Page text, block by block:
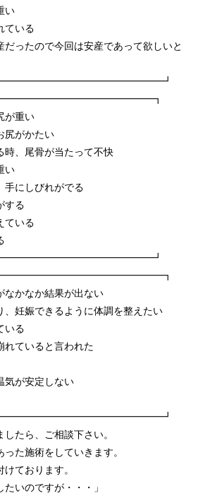
い
ている
だったので今回は安産であって欲しいと
が重い
尻がかたい
時、尾骨が当たって不快
い
手にしびれがでる
する
ている
なかなか結果が出ない
、妊娠できるように体調を整えたい
いる
れていると言われた
気が安定しない
たら、ご相談下さい。
た施術をしていきます。
ております。
たいのですが・・・」